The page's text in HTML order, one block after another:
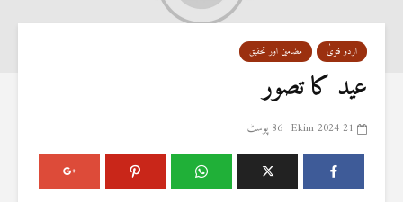
اردو فتویٰ مضامین اور تحقیق
عید کا تصور
21 Ekim 2024 86 پوسٹ